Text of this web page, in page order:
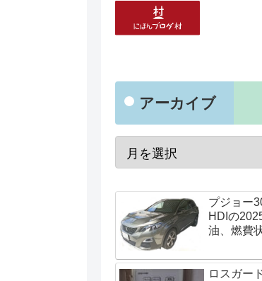
アーカイブ
プジョー
HDIの
油、燃費
ロスガー